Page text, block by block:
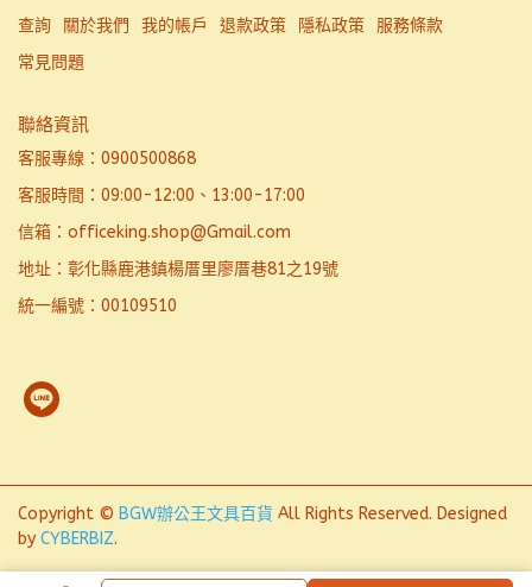
查詢 關於我們 我的帳戶 退款政策 隱私政策
服務條款
常見問題
聯絡資訊
客服專線：0900500868
客服時間：09:00-12:00、13:00-17:00
信箱：officeking.shop@Gmail.com
地址：彰化縣鹿港鎮楊厝里廖厝巷81之19號
統一編號：00109510
Copyright © BGW辦公王文具百貨 All Rights Reserved. Designed
by CYBERBIZ.